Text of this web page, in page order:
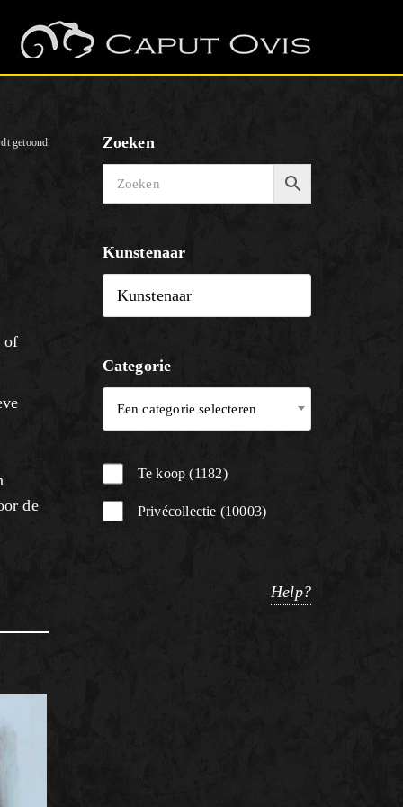
getoond
of
de
Zoeken
Kunstenaar
Categorie
Een categorie selecteren
Te koop 1182
Privécollectie 10003
Help?